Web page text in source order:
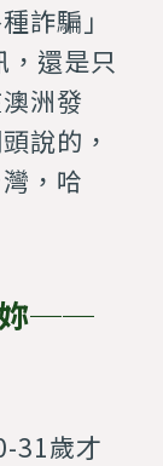
詐騙」
還是只
洲發
說的，
，哈
/妳──
31歲才